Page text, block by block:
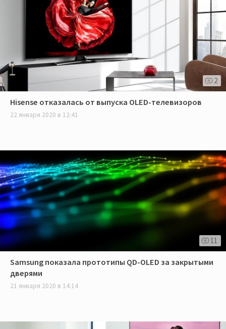
2
Hisense отказалась от выпуска OLED-телевизоров
22 января 2020 в 12:41
11
Samsung показала прототипы QD-OLED за закрытыми
дверями
21 января 2020 в 14:14